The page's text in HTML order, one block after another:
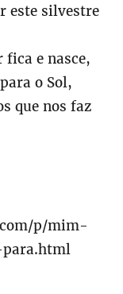
este silvestre
fica e nasce,
o Sol,
que nos faz
p/mim-